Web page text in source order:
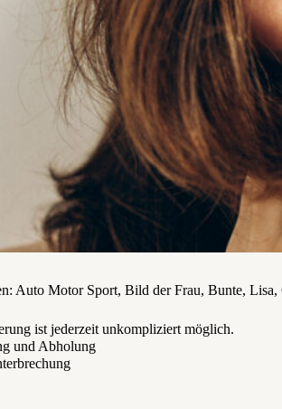
Auto Motor Sport, Bild der Frau, Bunte, Lisa,
ist jederzeit unkompliziert möglich.
und Abholung